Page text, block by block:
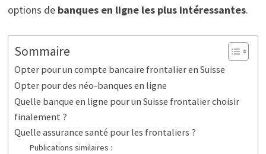
options de banques en ligne les plus intéressantes.
Sommaire
Opter pour un compte bancaire frontalier en Suisse
Opter pour des néo-banques en ligne
Quelle banque en ligne pour un Suisse frontalier choisir
finalement ?
Quelle assurance santé pour les frontaliers ?
Publications similaires :